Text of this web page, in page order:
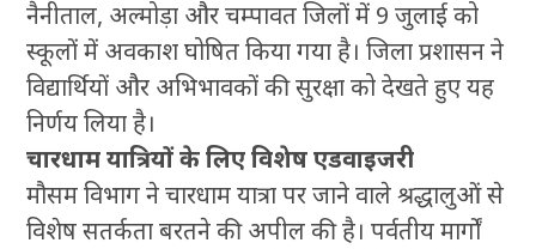
नैनीताल, अल्मोड़ा और चम्पावत जिलों में 9 जुलाई को
स्कूलों में अवकाश घोषित किया गया है। जिला प्रशासन ने
विद्यार्थियों और अभिभावकों की सुरक्षा को देखते हुए यह
निर्णय लिया है।
चारधाम यात्रियों के लिए विशेष एडवाइजरी
मौसम विभाग ने चारधाम यात्रा पर जाने वाले श्रद्धालुओं से
विशेष सतर्कता बरतने की अपील की है। पर्वतीय मार्गों